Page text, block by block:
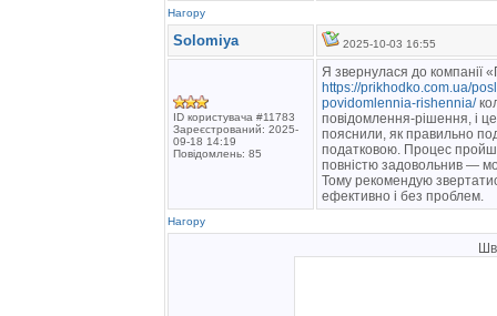
Нагору
Solomiya 2025-10-03 16:55
ID користувача #11783
Зареєстрований: 2025-
09-18 14:19
Повідомлень: 85
Я звернулася до компанії
https://prikhodko.com.ua/
povidomlennia-rishennia/
повідомлення-рішення, і
пояснили, як правильно
податковою. Процес
повністю задовольнив —
Тому рекомендую
ефективно і без проблем.
Нагору